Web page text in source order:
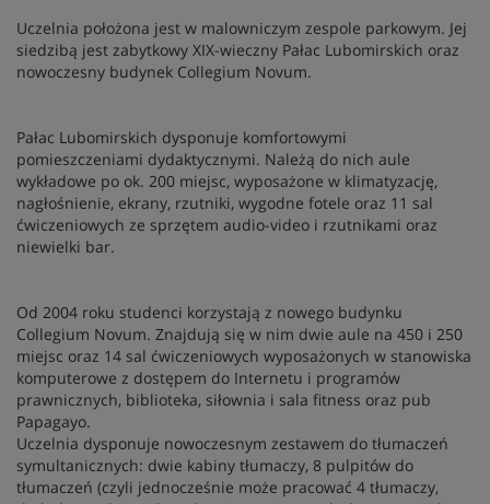
Uczelnia położona jest w malowniczym zespole parkowym. Jej
siedzibą jest zabytkowy XIX-wieczny Pałac Lubomirskich oraz
nowoczesny budynek Collegium Novum.
Pałac Lubomirskich dysponuje komfortowymi
pomieszczeniami dydaktycznymi. Należą do nich aule
wykładowe po ok. 200 miejsc, wyposażone w klimatyzację,
nagłośnienie, ekrany, rzutniki, wygodne fotele oraz 11 sal
ćwiczeniowych ze sprzętem audio-video i rzutnikami oraz
niewielki bar.
Od 2004 roku studenci korzystają z nowego budynku
Collegium Novum. Znajdują się w nim dwie aule na 450 i 250
miejsc oraz 14 sal ćwiczeniowych wyposażonych w stanowiska
komputerowe z dostępem do Internetu i programów
prawnicznych, biblioteka, siłownia i sala fitness oraz pub
Papagayo.
Uczelnia dysponuje nowoczesnym zestawem do tłumaczeń
symultanicznych: dwie kabiny tłumaczy, 8 pulpitów do
tłumaczeń (czyli jednocześnie może pracować 4 tłumaczy,